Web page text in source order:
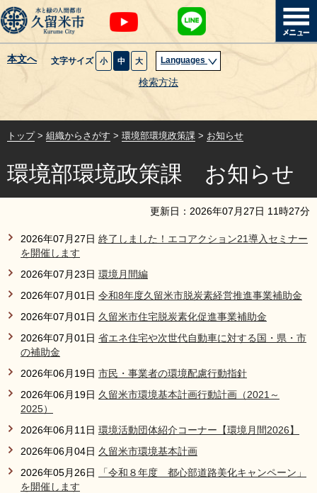
本文へ 文字サイズ 小 中 大 Languages
検索方法
暮らし・届出
健康・医療・福祉
観光魅力・イベント
計画・政策
サイトマップ 組織から探す
リンク集 利用ガイド
サイトについて
閉じる
トップ> 組織からさがす > 環境部環境政策課 > お知らせ
環境部環境政策課 お知らせ
更新日： 2026年07 月 27日 11時27分
2026年07月27日 終了しました！エコアクション21導入セミナー
を開催します
2026年07月23日 環境月間編
2026年07月01日 令和8年度久留米市脱炭素経営推進事業補助金
2026年07月01日 久留米市住宅脱炭素化促進事業補助金
2026年07月01日 省エネ住宅や次世代自動車に対する国・県・市
の補助金
2026年06月19日 市民・事業者の環境配慮行動指針
2026年06月19日 久留米市環境基本計画行動計画（2021～
2025）
2026年06月11日 環境活動団体紹介コーナー【環境月間2026】
2026年06月04日 久留米市環境基本計画
2026年05月26日
「令和８年度 都心部道路美化キャンペーン」
を開催します